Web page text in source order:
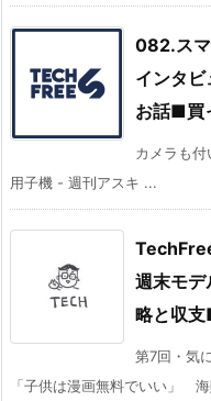
082.ス
インタ
お話■買
カメラも
用子機 - 週刊アスキ ...
週末モデ
略と収
第7回・気
「子供は漫画無料でいい」